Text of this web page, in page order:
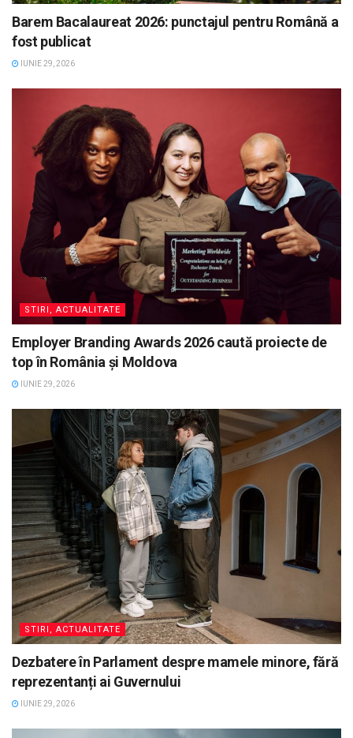
Barem Bacalaureat 2026: punctajul pentru Română a
fost publicat
IUNIE 29, 2026
STIRI, ACTUALITATE
Employer Branding Awards 2026 caută proiecte de
top în România și Moldova
IUNIE 29, 2026
STIRI, ACTUALITATE
Dezbatere în Parlament despre mamele minore, fără
reprezentanți ai Guvernului
IUNIE 29, 2026